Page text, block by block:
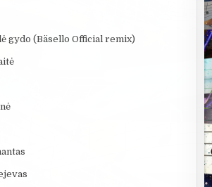
gydo (Bäsello Official remix)